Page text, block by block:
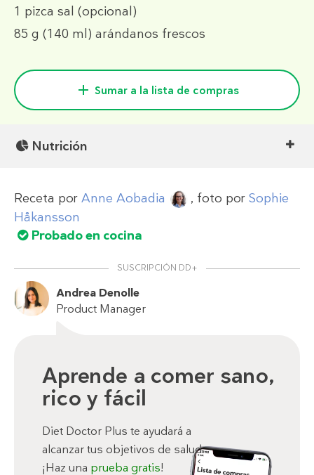
1 pizca sal (opcional)
85 g (140 ml) arándanos frescos
Sumar a la lista de compras
Nutrición
Receta por Anne Aobadia , foto por Sophie
Håkansson
Probado en cocina
SUSCRIPCIÓN DD+
Andrea Denolle
Product Manager
Aprende a comer sano,
rico y fácil
Diet Doctor Plus te ayudará a
alcanzar tus objetivos de salud.
¡Haz una prueba gratis!